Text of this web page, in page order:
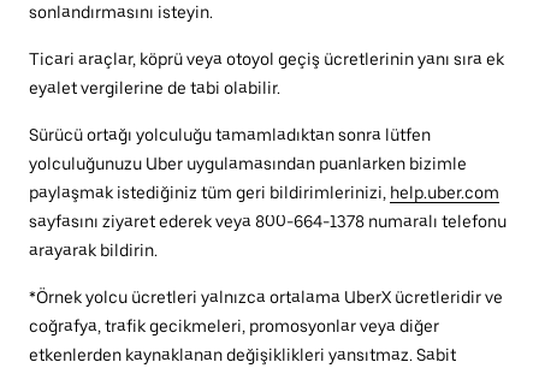
sonlandırmasını isteyin.
Ticari araçlar, köprü veya otoyol geçiş ücretlerinin yanı sıra ek
eyalet vergilerine de tabi olabilir.
Sürücü ortağı yolculuğu tamamladıktan sonra lütfen
yolculuğunuzu Uber uygulamasından puanlarken bizimle
paylaşmak istediğiniz tüm geri bildirimlerinizi, help.uber.com
sayfasını ziyaret ederek veya 800-664-1378 numaralı telefonu
arayarak bildirin.
*Örnek yolcu ücretleri yalnızca ortalama UberX ücretleridir ve
coğrafya, trafik gecikmeleri, promosyonlar veya diğer
etkenlerden kaynaklanan değişiklikleri yansıtmaz. Sabit